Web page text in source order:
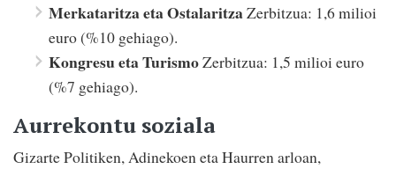
Merkataritza eta OstalaritzaZerbitzua: 1,6 milioi
euro (%10 gehiago).
Kongresu eta TurismoZerbitzua: 1,5 milioi euro
(%7 gehiago).
Aurrekontu soziala
Gizarte Politiken, Adinekoen eta Haurren arloan,